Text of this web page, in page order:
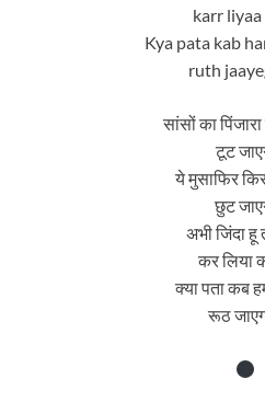
karr
Kya pata kab
ruth
सांसों का
टूट
ये मुसाफिर
छुट
अभी जिंदा हू
कर लिया
क्या पता कब
रूठ